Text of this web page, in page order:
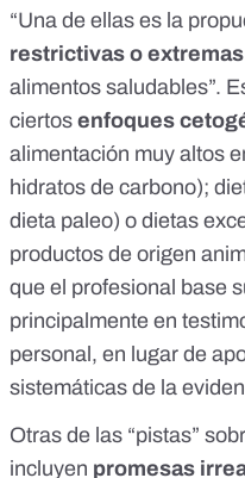
“Una de ellas es la
restrictivas o extremas
alimentos saludables”.
ciertos enfoques
alimentación muy altos
hidratos de carbono);
dieta paleo) o dietas
productos de origen
que el profesional base
principalmente en
personal, en lugar de
sistemáticas de la
Otras de las “pistas”
incluyen promesas